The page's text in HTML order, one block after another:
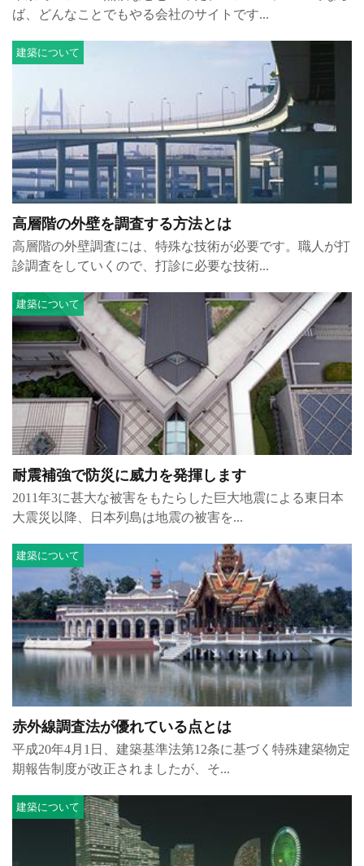
ば、どんなことでもやる会社のサイトです...
高層階の外壁を調査する方法とは
建築について
高層階の外壁調査には、特殊な技術が必要です。職人が打
診調査をしていくので、打診に必要な技術...
耐震補強で防災に威力を発揮します
建築について
2011年3に甚大な被害をもたらした巨大地震による東日本
大震災以降、日本列島は地震の被害を...
赤外線調査法が優れている点とは
建築について
平成20年4月1日、建築基準法第12条に基づく特殊建築物定
期報告制度が改正されましたが、そ...
建築について